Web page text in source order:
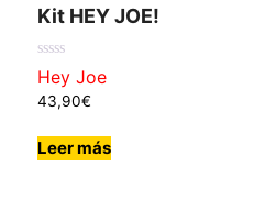
Kit HEY JOE!
0
de
5
Hey Joe
43,90€
Leer más